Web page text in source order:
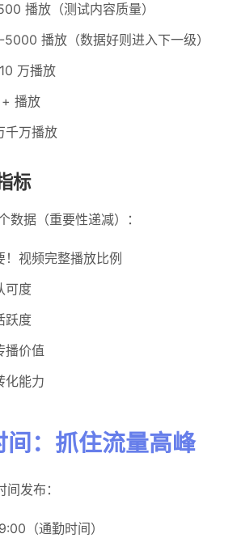
播放（测试内容质量）
播放（数据好则进入下一级）
万播放
+ 播放
千万播放
标
数据（重要性递减）：
！视频完整播放比例
可度
跃度
播价值
化能力
间：抓住流量高峰
发布：
（通勤时间）